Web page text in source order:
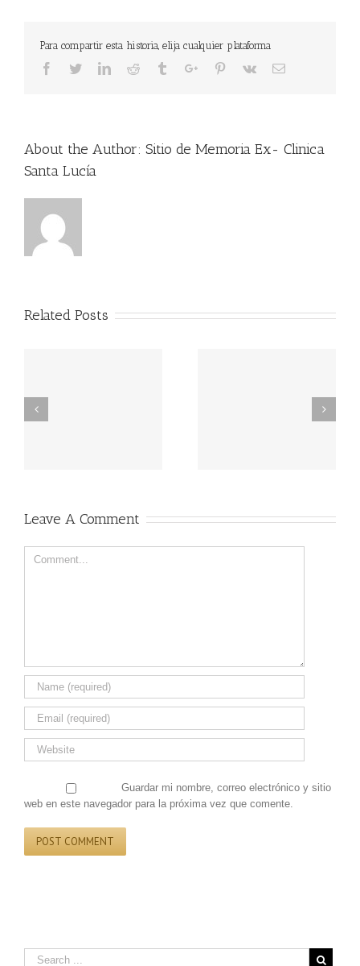
Para compartir esta historia, elija cualquier plataforma
Facebook
TwitterLinkedinReddit TumblrGoogle+Pinterest
Vk Email
About the Author: Sitio de Memoria Ex- Clinica
Santa Lucía
Related Posts
Ciclo de Teatro 2025:
Leave A Comment
Comment
Guardar mi nombre, correo electrónico y sitio
web en este navegador para la próxima vez que comente.